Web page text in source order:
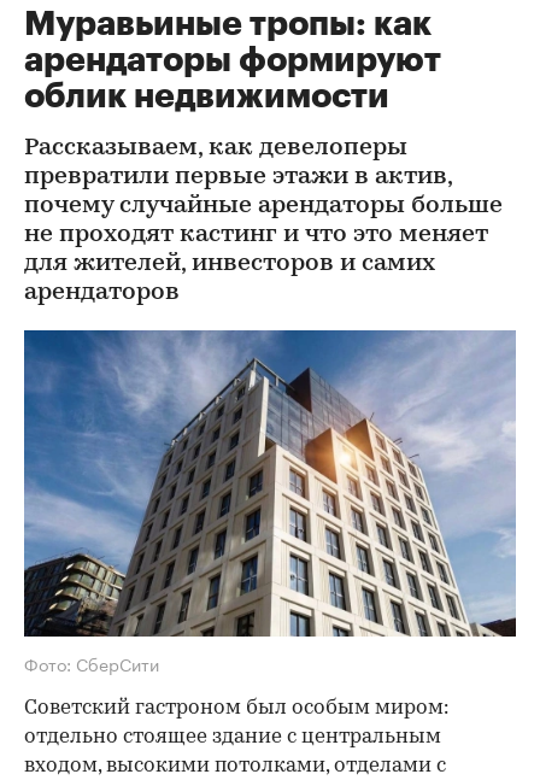
Муравьиные тропы: как
арендаторы формируют
облик недвижимости
Рассказываем, как девелоперы
превратили первые этажи в актив,
почему случайные арендаторы больше
не проходят кастинг и что это меняет
для жителей, инвесторов и самих
арендаторов
Фото: СберСити
Советский гастроном был особым миром:
отдельно стоящее здание с центральным
входом, высокими потолками, отделами с